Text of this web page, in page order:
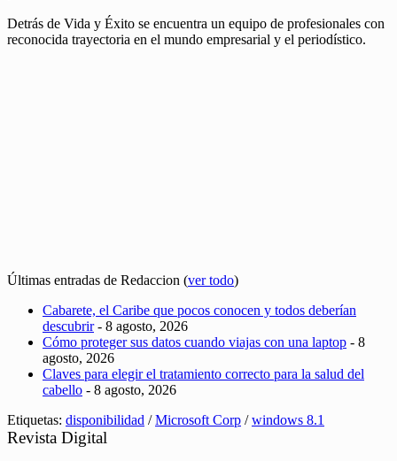
Detrás de Vida y Éxito se encuentra un equipo de profesionales con
reconocida trayectoria en el mundo empresarial y el periodístico.
Últimas entradas de Redaccion (ver todo)
Cabarete, el Caribe que pocos conocen y todos deberían
descubrir- 8 agosto, 2026
Cómo proteger sus datos cuando viajas con una laptop - 8
agosto, 2026
Claves para elegir el tratamiento correcto para la salud del
cabello - 8 agosto, 2026
Etiquetas: disponibilidad /Microsoft Corp /windows 8.1
Revista Digital